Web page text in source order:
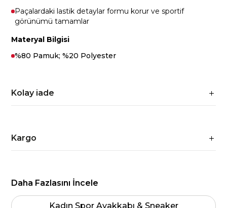
Paçalardaki lastik detaylar formu korur ve sportif
görünümü tamamlar
Materyal Bilgisi
%80 Pamuk; %20 Polyester
Kolay iade
Kargo
Daha Fazlasını İncele
Kadın Spor Ayakkabı & Sneaker